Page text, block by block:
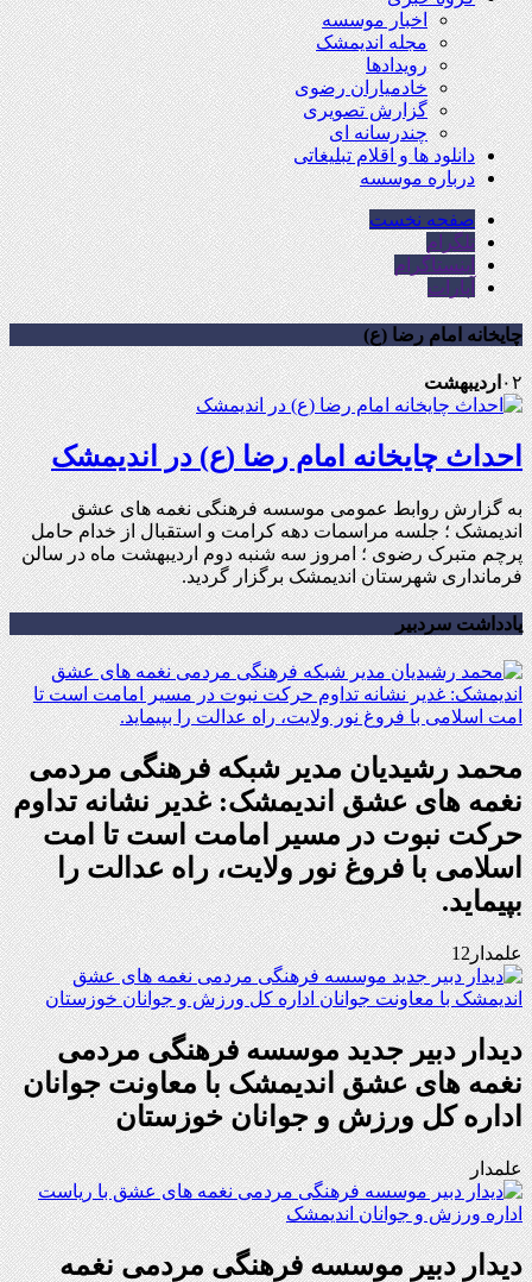
اخبار موسسه
مجله اندیمشک
رویدادها
خادمیاران رضوی
گزارش تصویری
چندرسانه ای
دانلود ها و اقلام تبلیغاتی
درباره موسسه
صفحه نخست
تلگرام
اینستاگرام
آپارات
چایخانه امام رضا (ع)
۰۲اردیبهشت
احداث چایخانه امام رضا (ع) در اندیمشک
به گزارش روابط عمومی موسسه فرهنگی نغمه های عشق
اندیمشک ؛ جلسه مراسمات دهه کرامت و استقبال از خدام حامل
پرچم متبرک رضوی ؛ امروز سه شنبه دوم اردیبهشت ماه در سالن
فرمانداری شهرستان اندیمشک برگزار گردید.
یادداشت سردبیر
محمد رشیدیان مدیر شبکه فرهنگی مردمی
نغمه های عشق اندیمشک: غدیر نشانه تداوم
حرکت نبوت در مسیر امامت است تا امت
اسلامی با فروغ نور ولایت، راه عدالت را
بپیماید.
علمدار12
دیدار دبیر جدید موسسه فرهنگی مردمی
نغمه های عشق اندیمشک با معاونت جوانان
اداره کل ورزش و جوانان خوزستان
علمدار
دیدار دبیر موسسه فرهنگی مردمی نغمه